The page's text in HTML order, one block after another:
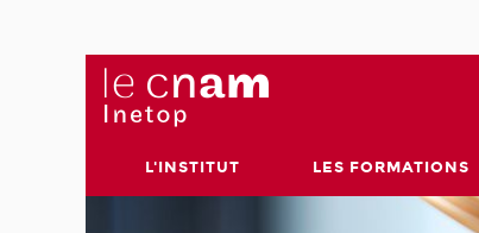
L'INSTITUT LES FORMATIONS